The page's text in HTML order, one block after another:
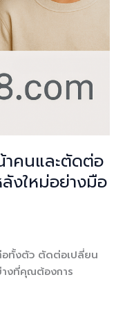
คนและตัดต่อ
งใหม่อย่างมือ
ทั้งตัว ตัดต่อเปลี่ยน
งที่คุณต้องการ